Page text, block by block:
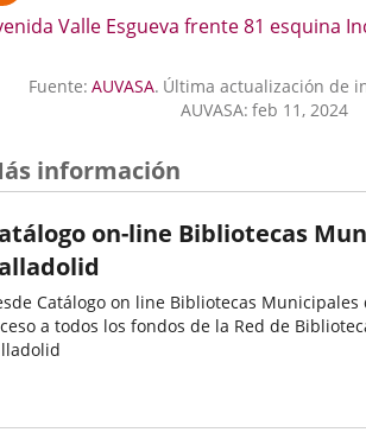
Valle Esgueva frente 81 esquina
Fuente: AUVASA. Última actualización de
AUVASA: feb 11, 2024
información
on-line Bibliotecas
Catálogo on line Bibliotecas Municipales
a todos los fondos de la Red de